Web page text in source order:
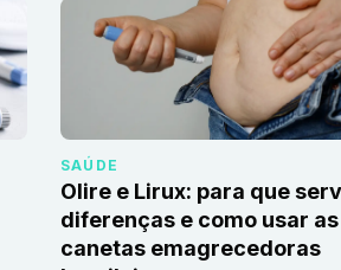
SAÚDE
Olire e Lirux: para que
diferenças e como usar as
canetas emagrecedoras